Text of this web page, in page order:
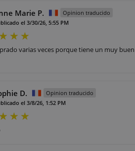
Marie P.
Opinion traducido
el 3/30/26, 5:55 PM
varias veces porque tiene un muy buen
D.
Opinion traducido
el 3/8/26, 1:52 PM